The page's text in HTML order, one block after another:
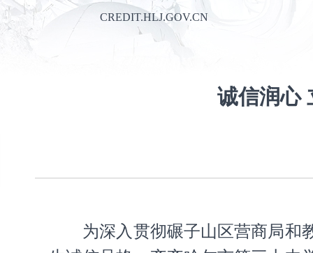
CREDIT.HLJ.GOV.CN
诚信润心
为深入贯彻碾子山区营商局和